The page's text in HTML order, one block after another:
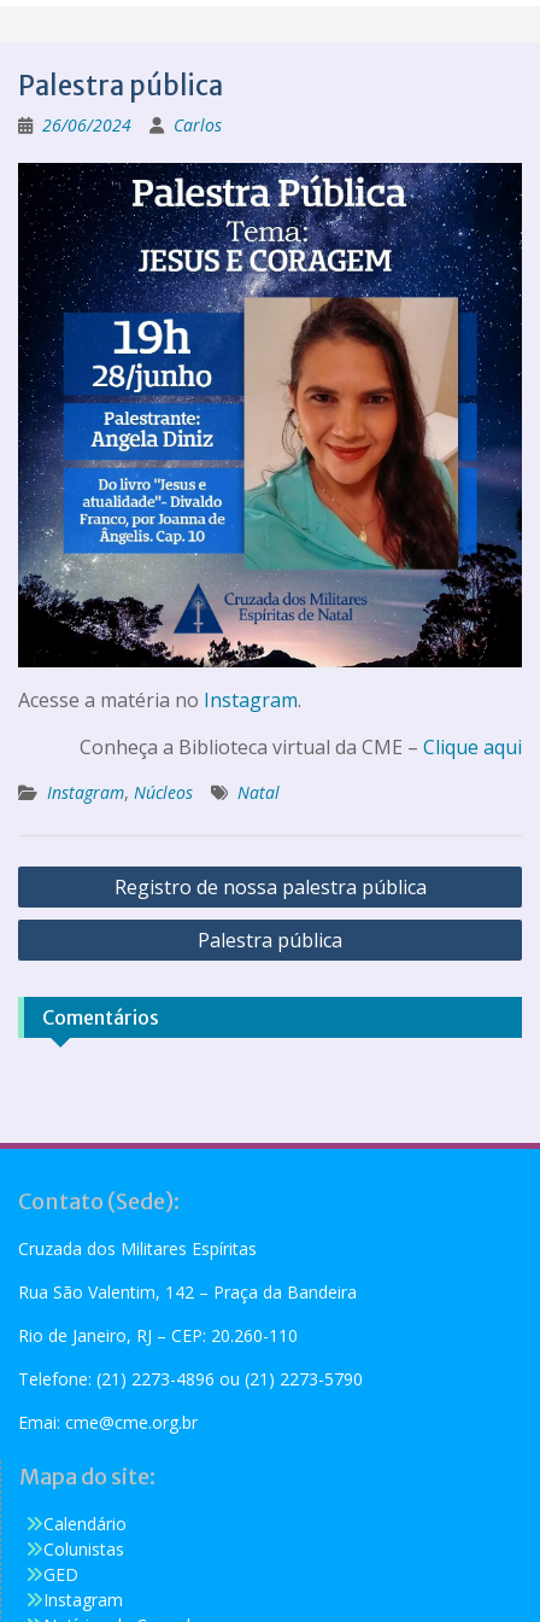
Palestra pública
26/06/2024 Carlos
Acesse a matéria no Instagram.
Conheça a Biblioteca virtual da CME – Clique aqui
Instagram, Núcleos Natal
Registro de nossa palestra pública
Palestra pública
Comentários
Contato (Sede):
Cruzada dos Militares Espíritas
Rua São Valentim, 142 – Praça da Bandeira
Rio de Janeiro, RJ – CEP: 20.260-110
Telefone: (21) 2273-4896 ou (21) 2273-5790
Emai: cme@cme.org.br
Mapa do site:
Calendário
Colunistas
GED
Instagram